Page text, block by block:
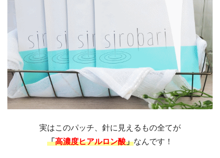
実はこのパッチ、針に見えるもの全てが
「高濃度ヒアルロン酸」なんです！